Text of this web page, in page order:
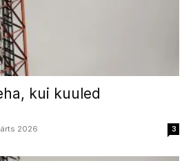
kui kuuled
2026 3